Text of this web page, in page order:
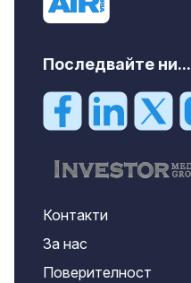
Последвайте ни...
Контакти
За нас
Поверителност